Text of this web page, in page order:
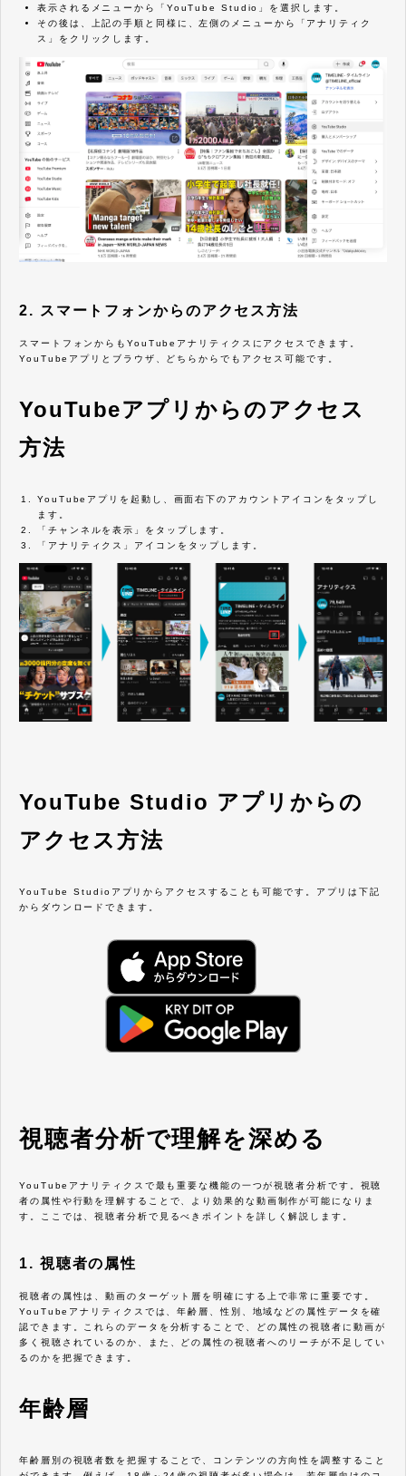
表示されるメニューから「YouTube Studio」を選択します。
その後は、上記の手順と同様に、左側のメニューから「アナリティク
ス」をクリックします。
2. スマートフォンからのアクセス方法
スマートフォンからもYouTubeアナリティクスにアクセスできます。
YouTubeアプリとブラウザ、どちらからでもアクセス可能です。
YouTubeアプリからのアクセス
方法
YouTubeアプリを起動し、画面右下のアカウントアイコンをタップし
ます。
「チャンネルを表示」をタップします。
「アナリティクス」アイコンをタップします。
YouTube Studio アプリからの
アクセス方法
YouTube Studioアプリからアクセスすることも可能です。アプリは下記
からダウンロードできます。
視聴者分析で理解を深める
YouTubeアナリティクスで最も重要な機能の一つが視聴者分析です。視聴
者の属性や行動を理解することで、より効果的な動画制作が可能になりま
す。ここでは、視聴者分析で見るべきポイントを詳しく解説します。
1. 視聴者の属性
視聴者の属性は、動画のターゲット層を明確にする上で非常に重要です。
YouTubeアナリティクスでは、年齢層、性別、地域などの属性データを確
認できます。これらのデータを分析することで、どの属性の視聴者に動画が
多く視聴されているのか、また、どの属性の視聴者へのリーチが不足してい
るのかを把握できます。
年齢層
年齢層別の視聴者数を把握することで、コンテンツの方向性を調整すること